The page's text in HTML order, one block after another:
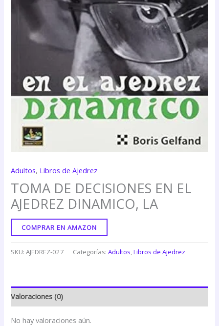
Adultos, Libros de Ajedrez
TOMA DE DECISIONES EN EL
AJEDREZ DINAMICO, LA
COMPRAR EN AMAZON
SKU:AJEDREZ-027 Categorías:Adultos,Libros de Ajedrez
Valoraciones (0)
No hay valoraciones aún.